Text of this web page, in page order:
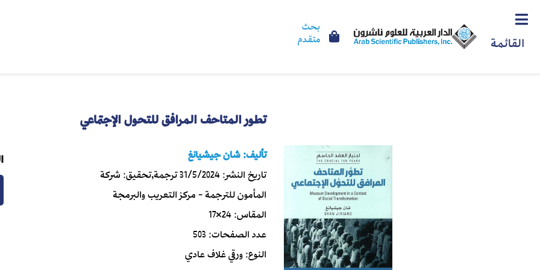
القائمة
بحث
متقدم
تطور المتاحف المرافق للتحول الإجتماعي
تأليف:شان جيشيانغ
تاريخ النشر:31/5/2024ترجمة,تحقيق:شركة
المأمون للترجمة - مركز التعريب والبرمجة
المقاس:24×17
عدد الصفحات:503
النوع:ورقي غلاف عادي